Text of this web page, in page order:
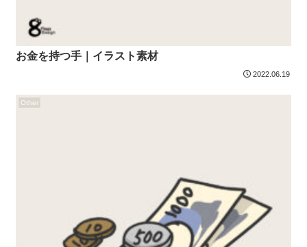
お金を持つ手｜イラスト素材
2022.06.19
Other